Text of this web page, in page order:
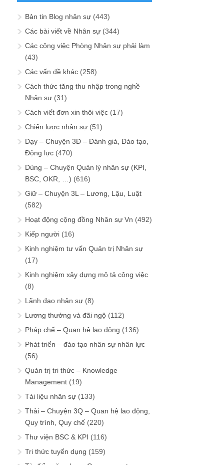
Bản tin Blog nhân sự (443)
Các bài viết về Nhân sự (344)
Các công việc Phòng Nhân sự phải làm
(43)
Các vấn đề khác (258)
Cách thức tăng thu nhập trong nghề
Nhân sự (31)
Cách viết đơn xin thôi việc (17)
Chiến lược nhân sự (51)
Dạy – Chuyện 3Đ – Đánh giá, Đào tạo,
Động lực (470)
Dùng – Chuyện Quản lý nhân sự (KPI,
BSC, OKR, …) (616)
Giữ – Chuyện 3L – Lương, Lậu, Luật
(582)
Hoạt động cộng đồng Nhân sự Vn (492)
Kiếp người (16)
Kinh nghiệm tư vấn Quản trị Nhân sự
(17)
Kinh nghiệm xây dựng mô tả công việc
(8)
Lãnh đạo nhân sự (8)
Lương thưởng và đãi ngộ (112)
Pháp chế – Quan hệ lao động (136)
Phát triển – đào tạo nhân sự nhân lực
(56)
Quản trị tri thức – Knowledge
Management (19)
Tài liệu nhân sự (133)
Thải – Chuyện 3Q – Quan hệ lao động,
Quy trình, Quy chế (220)
Thư viện BSC & KPI (116)
Tri thức tuyển dụng (159)